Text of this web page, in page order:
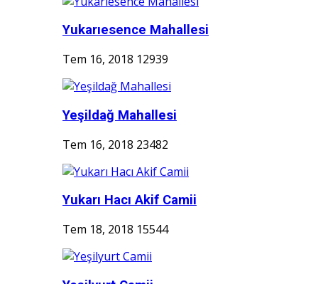
Yukarıesence Mahallesi
Tem 16, 2018 12939
Yeşildağ Mahallesi
Tem 16, 2018 23482
Yukarı Hacı Akif Camii
Tem 18, 2018 15544